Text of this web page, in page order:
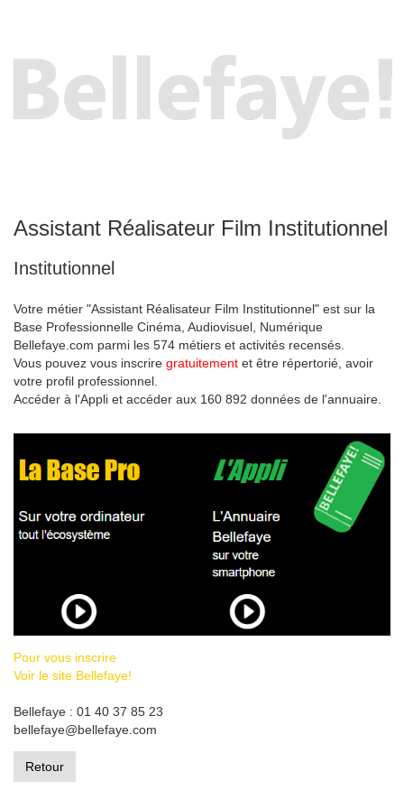
Assistant Réalisateur Film Institutionnel
Institutionnel
Votre métier "Assistant Réalisateur Film Institutionnel" est sur la
Base Professionnelle Cinéma, Audiovisuel, Numérique
Bellefaye.com parmi les 574 métiers et activités recensés.
Vous pouvez vous inscrire gratuitement et être répertorié, avoir
votre profil professionnel.
Accéder à l'Appli et accéder aux 160 892 données de l'annuaire.
Pour vous inscrire
Voir le site Bellefaye!
Bellefaye : 01 40 37 85 23
bellefaye@bellefaye.com
Retour